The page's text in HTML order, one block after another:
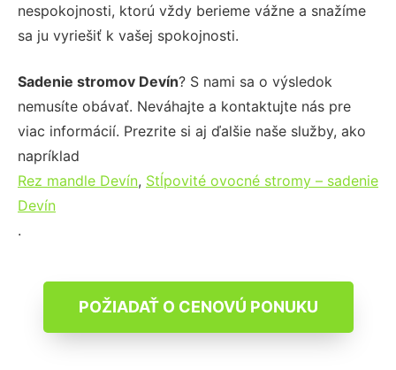
nespokojnosti, ktorú vždy berieme vážne a snažíme
sa ju vyriešiť k vašej spokojnosti.
Sadenie stromov Devín? S nami sa o výsledok
nemusíte obávať. Neváhajte a kontaktujte nás pre
viac informácií. Prezrite si aj ďalšie naše služby, ako
napríklad
Rez mandle Devín, Stĺpovité ovocné stromy – sadenie
Devín
.
POŽIADAŤ O CENOVÚ PONUKU